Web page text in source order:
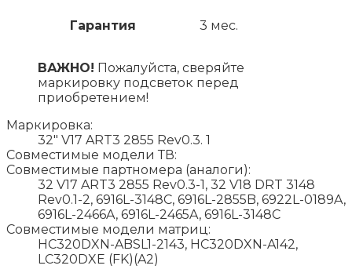
Гарантия 3 мес.
ВАЖНО! Пожалуйста, сверяйте
маркировку подсветок перед
приобретением!
Маркировка:
32" V17 ART3 2855 Rev0.3. 1
Совместимые модели ТВ:
Совместимые партномера (аналоги):
32 V17 ART3 2855 Rev0.3-1, 32 V18 DRT 3148
Rev0.1-2, 6916L-3148C, 6916L-2855B, 6922L-0189A,
6916L-2466A, 6916L-2465A, 6916L-3148C
Совместимые модели матриц:
HC320DXN-ABSL1-2143, HC320DXN-A142,
LC320DXE (FK)(A2)